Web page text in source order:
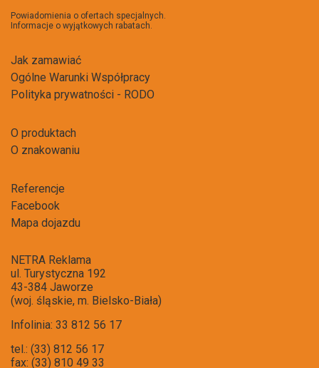
Powiadomienia o ofertach specjalnych.
Informacje o wyjątkowych rabatach.
Jak zamawiać
Ogólne Warunki Współpracy
Polityka prywatności - RODO
O produktach
O znakowaniu
Referencje
Facebook
Mapa dojazdu
NETRA Reklama
ul. Turystyczna 192
43-384 Jaworze
(woj. śląskie, m. Bielsko-Biała)
Infolinia: 33 812 56 17
tel.: (33) 812 56 17
fax: (33) 810 49 33